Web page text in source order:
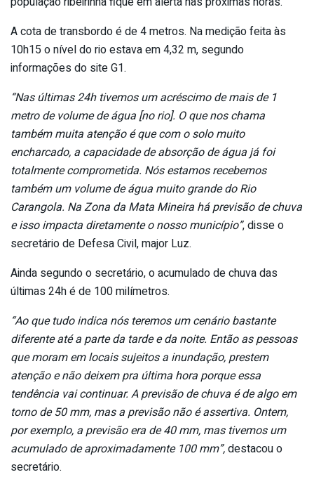
A cota de transbordo é de 4 metros. Na medição feita às
10h15 o nível do rio estava em 4,32 m, segundo
informações do site G1.
“Nas últimas 24h tivemos um acréscimo de mais de 1
metro de volume de água [no rio]. O que nos chama
também muita atenção é que com o solo muito
encharcado, a capacidade de absorção de água já foi
totalmente comprometida. Nós estamos recebemos
também um volume de água muito grande do Rio
Carangola. Na Zona da Mata Mineira há previsão de chuva
e isso impacta diretamente o nosso município”, disse o
secretário de Defesa Civil, major Luz.
Ainda segundo o secretário, o acumulado de chuva das
últimas 24h é de 100 milímetros.
“Ao que tudo indica nós teremos um cenário bastante
diferente até a parte da tarde e da noite. Então as pessoas
que moram em locais sujeitos a inundação, prestem
atenção e não deixem pra última hora porque essa
tendência vai continuar. A previsão de chuva é de algo em
torno de 50 mm, mas a previsão não é assertiva. Ontem,
por exemplo, a previsão era de 40 mm, mas tivemos um
acumulado de aproximadamente 100 mm”,destacou o
secretário.